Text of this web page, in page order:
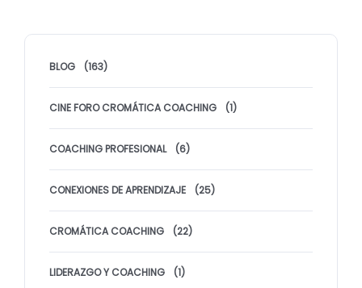
BLOG (163)
CINE FORO CROMÁTICA COACHING (1)
COACHING PROFESIONAL (6)
CONEXIONES DE APRENDIZAJE (25)
CROMÁTICA COACHING (22)
LIDERAZGO Y COACHING (1)